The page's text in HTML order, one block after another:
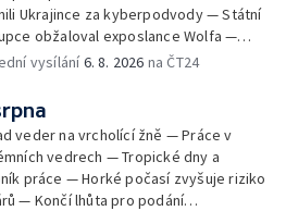
Ukrajince za kyberpodvody — Státní
obžaloval exposlance Wolfa —
o hospodářská zvířata ve vedrech —
Vlastivědného muzea Olomouc —
nových dětských skupin — Výběr
sítí Události Ostrava — Tresty
za korupci — Po stopách
Blüchera
vysílání6. 8. 2026 na ČT24
veder na vrcholící žně — Práce v
vedrech — Tropické dny a
práce — Horké počasí zvyšuje riziko
— Končí lhůta pro podání